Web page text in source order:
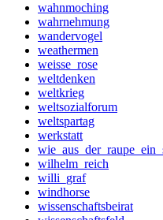
wahnmoching
wahrnehmung
wandervogel
weathermen
weisse_rose
weltdenken
weltkrieg
weltsozialforum
weltspartag
werkstatt
wilhelm_reich
willi_graf
windhorse
wissenschaftsbeirat